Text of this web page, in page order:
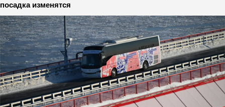
посадка изменятся